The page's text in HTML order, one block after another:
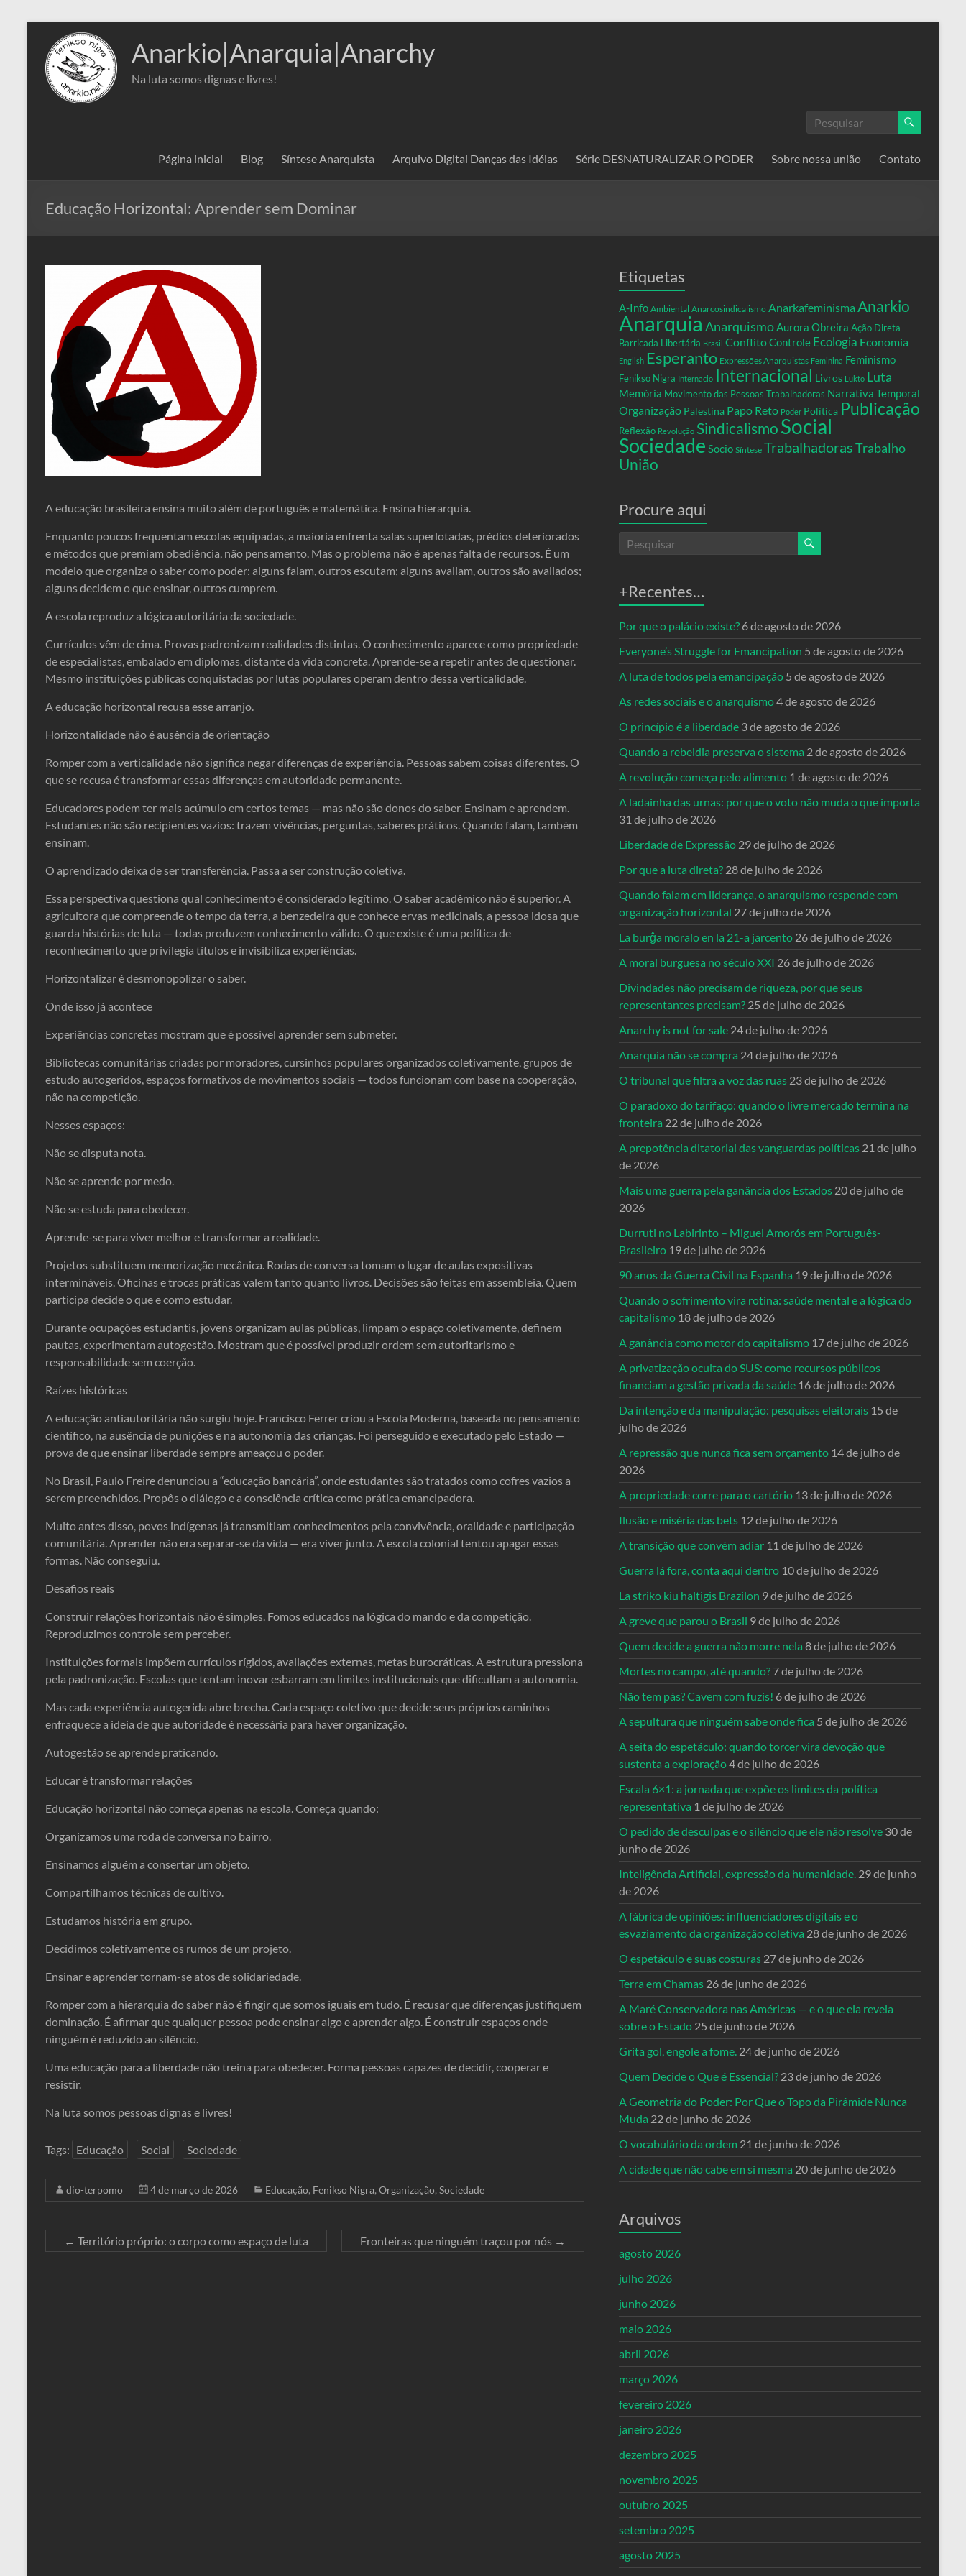
conteúdo
Anarkio|Anarquia|Anarchy
Na luta somos dignas e livres!
Página inicial Blog Síntese Anarquista Arquivo Digital Danças das Idéias Série DESNATURALIZAR O PODER Sobre nossa união Contato
Educação Horizontal: Aprender sem Dominar
A educação brasileira ensina muito além de português e matemática. Ensina hierarquia.
Enquanto poucos frequentam escolas equipadas, a maioria enfrenta salas superlotadas, prédios deteriorados
e métodos que premiam obediência, não pensamento. Mas o problema não é apenas falta de recursos. É um
modelo que organiza o saber como poder: alguns falam, outros escutam; alguns avaliam, outros são avaliados;
alguns decidem o que ensinar, outros cumprem.
A escola reproduz a lógica autoritária da sociedade.
Currículos vêm de cima. Provas padronizam realidades distintas. O conhecimento aparece como propriedade
de especialistas, embalado em diplomas, distante da vida concreta. Aprende-se a repetir antes de questionar.
Mesmo instituições públicas conquistadas por lutas populares operam dentro dessa verticalidade.
A educação horizontal recusa esse arranjo.
Horizontalidade não é ausência de orientação
Romper com a verticalidade não significa negar diferenças de experiência. Pessoas sabem coisas diferentes. O
que se recusa é transformar essas diferenças em autoridade permanente.
Educadores podem ter mais acúmulo em certos temas — mas não são donos do saber. Ensinam e aprendem.
Estudantes não são recipientes vazios: trazem vivências, perguntas, saberes práticos. Quando falam, também
ensinam.
O aprendizado deixa de ser transferência. Passa a ser construção coletiva.
Essa perspectiva questiona qual conhecimento é considerado legítimo. O saber acadêmico não é superior. A
agricultora que compreende o tempo da terra, a benzedeira que conhece ervas medicinais, a pessoa idosa que
guarda histórias de luta — todas produzem conhecimento válido. O que existe é uma política de
reconhecimento que privilegia títulos e invisibiliza experiências.
Horizontalizar é desmonopolizar o saber.
Onde isso já acontece
Experiências concretas mostram que é possível aprender sem submeter.
Bibliotecas comunitárias criadas por moradores, cursinhos populares organizados coletivamente, grupos de
estudo autogeridos, espaços formativos de movimentos sociais — todos funcionam com base na cooperação,
não na competição.
Nesses espaços:
Não se disputa nota.
Não se aprende por medo.
Não se estuda para obedecer.
Aprende-se para viver melhor e transformar a realidade.
Projetos substituem memorização mecânica. Rodas de conversa tomam o lugar de aulas expositivas
intermináveis. Oficinas e trocas práticas valem tanto quanto livros. Decisões são feitas em assembleia. Quem
participa decide o que e como estudar.
Durante ocupações estudantis, jovens organizam aulas públicas, limpam o espaço coletivamente, definem
pautas, experimentam autogestão. Mostram que é possível produzir ordem sem autoritarismo e
responsabilidade sem coerção.
Raízes históricas
A educação antiautoritária não surgiu hoje. Francisco Ferrer criou a Escola Moderna, baseada no pensamento
científico, na ausência de punições e na autonomia das crianças. Foi perseguido e executado pelo Estado —
prova de que ensinar liberdade sempre ameaçou o poder.
No Brasil, Paulo Freire denunciou a “educação bancária”, onde estudantes são tratados como cofres vazios a
serem preenchidos. Propôs o diálogo e a consciência crítica como prática emancipadora.
Muito antes disso, povos indígenas já transmitiam conhecimentos pela convivência, oralidade e participação
comunitária. Aprender não era separar-se da vida — era viver junto. A escola colonial tentou apagar essas
formas. Não conseguiu.
Desafios reais
Construir relações horizontais não é simples. Fomos educados na lógica do mando e da competição.
Reproduzimos controle sem perceber.
Instituições formais impõem currículos rígidos, avaliações externas, metas burocráticas. A estrutura pressiona
pela padronização. Escolas que tentam inovar esbarram em limites institucionais que dificultam a autonomia.
Mas cada experiência autogerida abre brecha. Cada espaço coletivo que decide seus próprios caminhos
enfraquece a ideia de que autoridade é necessária para haver organização.
Autogestão se aprende praticando.
Educar é transformar relações
Educação horizontal não começa apenas na escola. Começa quando:
Organizamos uma roda de conversa no bairro.
Ensinamos alguém a consertar um objeto.
Compartilhamos técnicas de cultivo.
Estudamos história em grupo.
Decidimos coletivamente os rumos de um projeto.
Ensinar e aprender tornam-se atos de solidariedade.
Romper com a hierarquia do saber não é fingir que somos iguais em tudo. É recusar que diferenças justifiquem
dominação. É afirmar que qualquer pessoa pode ensinar algo e aprender algo. É construir espaços onde
ninguém é reduzido ao silêncio.
Uma educação para a liberdade não treina para obedecer. Forma pessoas capazes de decidir, cooperar e
resistir.
Na luta somos pessoas dignas e livres!
Tags: Educação Social Sociedade
dio-terpomo 4 de março de 2026 Educação, Fenikso Nigra, Organização, Sociedade
← Território próprio: o corpo como espaço de luta Fronteiras que ninguém traçou por nós →
Etiquetas
A-Info Ambiental Anarcosindicalismo Anarkafeminisma Anarkio
Anarquia AnarquismoAurora Obreira Ação Direta
Barricada Libertária Brasil ConflitoControle Ecologia Economia
English Esperanto Expressões Anarquistas Feminina Feminismo
Fenikso Nigra Internacio Internacional Livros Lukto Luta
Memória Movimento das Pessoas Trabalhadoras Narrativa Temporal
Organização Palestina Papo Reto Poder Política Publicação
Reflexão Revolução Sindicalismo Social
Sociedade Socio Síntese TrabalhadorasTrabalho
União
Procure aqui
+Recentes…
Por que o palácio existe? 6 de agosto de 2026
Everyone’s Struggle for Emancipation 5 de agosto de 2026
A luta de todos pela emancipação 5 de agosto de 2026
As redes sociais e o anarquismo4 de agosto de 2026
O princípio é a liberdade 3 de agosto de 2026
Quando a rebeldia preserva o sistema 2 de agosto de 2026
A revolução começa pelo alimento 1 de agosto de 2026
A ladainha das urnas: por que o voto não muda o que importa
31 de julho de 2026
Liberdade de Expressão 29 de julho de 2026
Por que a luta direta? 28 de julho de 2026
Quando falam em liderança, o anarquismo responde com
organização horizontal 27 de julho de 2026
La burĝa moralo en la 21-a jarcento 26 de julho de 2026
A moral burguesa no século XXI 26 de julho de 2026
Divindades não precisam de riqueza, por que seus
representantes precisam? 25 de julho de 2026
Anarchy is not for sale 24 de julho de 2026
Anarquia não se compra 24 de julho de 2026
O tribunal que filtra a voz das ruas 23 de julho de 2026
O paradoxo do tarifaço: quando o livre mercado termina na
fronteira 22 de julho de 2026
A prepotência ditatorial das vanguardas políticas 21 de julho
de 2026
Mais uma guerra pela ganância dos Estados 20 de julho de
2026
Durruti no Labirinto – Miguel Amorós em Português-
Brasileiro 19 de julho de 2026
90 anos da Guerra Civil na Espanha 19 de julho de 2026
Quando o sofrimento vira rotina: saúde mental e a lógica do
capitalismo 18 de julho de 2026
A ganância como motor do capitalismo 17 de julho de 2026
A privatização oculta do SUS: como recursos públicos
financiam a gestão privada da saúde 16 de julho de 2026
Da intenção e da manipulação: pesquisas eleitorais 15 de
julho de 2026
A repressão que nunca fica sem orçamento 14 de julho de
2026
A propriedade corre para o cartório 13 de julho de 2026
Ilusão e miséria das bets 12 de julho de 2026
A transição que convém adiar 11 de julho de 2026
Guerra lá fora, conta aqui dentro 10 de julho de 2026
La striko kiu haltigis Brazilon 9 de julho de 2026
A greve que parou o Brasil 9 de julho de 2026
Quem decide a guerra não morre nela 8 de julho de 2026
Mortes no campo, até quando? 7 de julho de 2026
Não tem pás? Cavem com fuzis! 6 de julho de 2026
A sepultura que ninguém sabe onde fica 5 de julho de 2026
A seita do espetáculo: quando torcer vira devoção que
sustenta a exploração4 de julho de 2026
Escala 6×1: a jornada que expõe os limites da política
representativa 1 de julho de 2026
O pedido de desculpas e o silêncio que ele não resolve 30 de
junho de 2026
Inteligência Artificial, expressão da humanidade. 29 de junho
de 2026
A fábrica de opiniões: influenciadores digitais e o
esvaziamento da organização coletiva 28 de junho de 2026
O espetáculo e suas costuras 27 de junho de 2026
Terra em Chamas 26 de junho de 2026
A Maré Conservadora nas Américas — e o que ela revela
sobre o Estado 25 de junho de 2026
Grita gol, engole a fome. 24 de junho de 2026
Quem Decide o Que é Essencial? 23 de junho de 2026
A Geometria do Poder: Por Que o Topo da Pirâmide Nunca
Muda 22 de junho de 2026
O vocabulário da ordem 21 de junho de 2026
A cidade que não cabe em si mesma 20 de junho de 2026
Arquivos
agosto 2026
julho 2026
junho 2026
maio 2026
abril 2026
março 2026
fevereiro 2026
janeiro 2026
dezembro 2025
novembro 2025
outubro 2025
setembro 2025
agosto 2025